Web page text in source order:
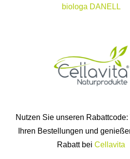
biologa DANELL
Nutzen Sie unseren Rabattcode:
Ihren Bestellungen und
Rabatt bei Cellavita